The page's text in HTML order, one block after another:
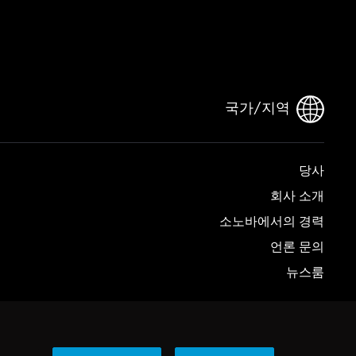
국가/지역
당사
회사 소개
소노바에서의 경력
언론 문의
뉴스룸